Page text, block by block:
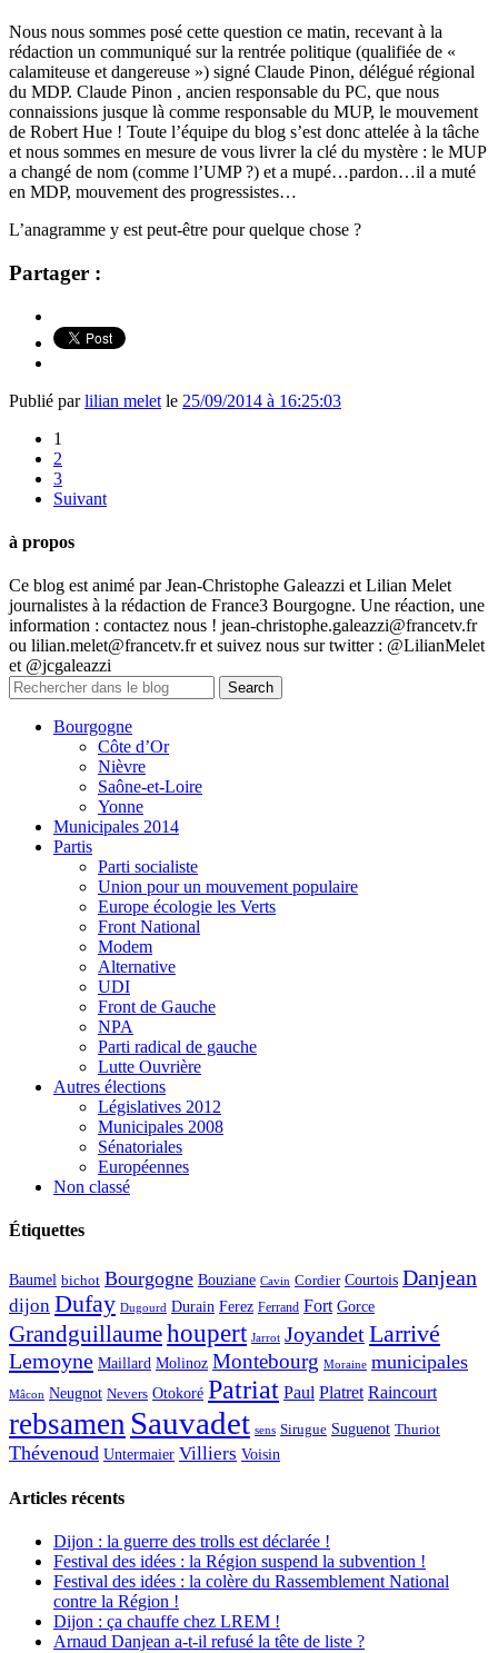
Nous nous sommes posé cette question ce matin, recevant à la
rédaction un communiqué sur la rentrée politique (qualifiée de «
calamiteuse et dangereuse ») signé Claude Pinon, délégué régional
du MDP. Claude Pinon , ancien responsable du PC, que nous
connaissions jusque là comme responsable du MUP, le mouvement
de Robert Hue ! Toute l’équipe du blog s’est donc attelée à la tâche
et nous sommes en mesure de vous livrer la clé du mystère : le MUP
a changé de nom (comme l’UMP ?) et a mupé…pardon…il a muté
en MDP, mouvement des progressistes…
L’anagramme y est peut-être pour quelque chose ?
Partager :
Publié parlilian melet le 25/09/2014 à 16:25:03
1
2
3
Suivant
à propos
Ce blog est animé par Jean-Christophe Galeazzi et Lilian Melet
journalistes à la rédaction de France3 Bourgogne. Une réaction, une
information : contactez nous ! jean-christophe.galeazzi@francetv.fr
ou lilian.melet@francetv.fr et suivez nous sur twitter : @LilianMelet
et @jcgaleazzi
Bourgogne
Côte d’Or
Nièvre
Saône-et-Loire
Yonne
Municipales 2014
Partis
Parti socialiste
Union pour un mouvement populaire
Europe écologie les Verts
Front National
Modem
Alternative
UDI
Front de Gauche
NPA
Parti radical de gauche
Lutte Ouvrière
Autres élections
Législatives 2012
Municipales 2008
Sénatoriales
Européennes
Non classé
Étiquettes
Baumel bichot Bourgogne Bouziane Cavin Cordier Courtois Danjean
dijon Dufay Dugourd Durain Ferez Ferrand Fort Gorce
Grandguillaumehoupert Jarrot JoyandetLarrivé
Lemoyne Maillard Molinoz Montebourg Moraine municipales
Mâcon Neugnot Nevers Otokoré Patriat Paul Platret Raincourt
rebsamen Sauvadet sens Sirugue Suguenot Thuriot
Thévenoud Untermaier Villiers Voisin
Articles récents
Dijon : la guerre des trolls est déclarée !
Festival des idées : la Région suspend la subvention !
Festival des idées : la colère du Rassemblement National
contre la Région !
Dijon : ça chauffe chez LREM !
Arnaud Danjean a-t-il refusé la tête de liste ?